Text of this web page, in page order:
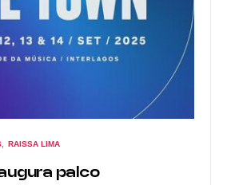
RAISSA LIMA
palco